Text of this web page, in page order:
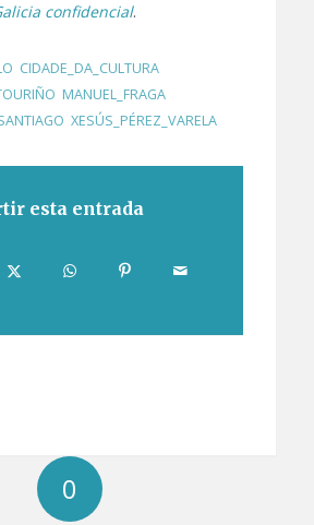
confidencial.
CIDADE_DA_CULTURA,
MANUEL_FRAGA,
XESÚS_PÉREZ_VARELA
esta entrada
0